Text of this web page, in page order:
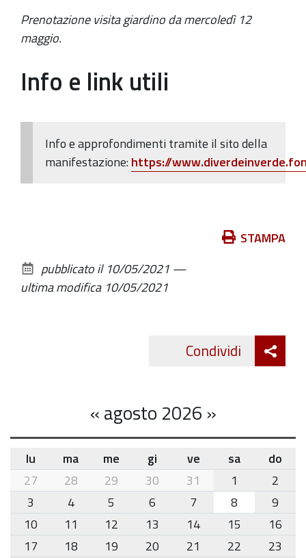
Prenotazione visita giardino da mercoledì 12
maggio.
Info e link utili
Info e approfondimenti tramite il sito della
manifestazione:https://
documento
STAMPA
pubblicato il 10/05/2021 —
ultima modifica 10/05/2021
Condividi
«agosto 2026 »
month-
8
lu ma me gi ve sa
do
27
28 29 30 31 1
2
3
4 5 6 7 8
9
10
11 12 13 14 15
16
17
18 19 20 21 22
23